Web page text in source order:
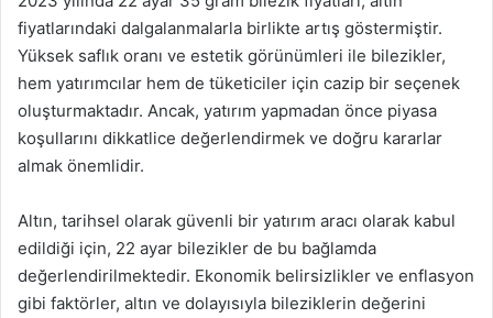
fiyatlarındaki dalgalanmalarla birlikte artış göstermiştir.
Yüksek saflık oranı ve estetik görünümleri ile bilezikler,
hem yatırımcılar hem de tüketiciler için cazip bir seçenek
oluşturmaktadır. Ancak, yatırım yapmadan önce piyasa
koşullarını dikkatlice değerlendirmek ve doğru kararlar
almak önemlidir.
Altın, tarihsel olarak güvenli bir yatırım aracı olarak kabul
edildiği için, 22 ayar bilezikler de bu bağlamda
değerlendirilmektedir. Ekonomik belirsizlikler ve enflasyon
gibi faktörler, altın ve dolayısıyla bileziklerin değerini